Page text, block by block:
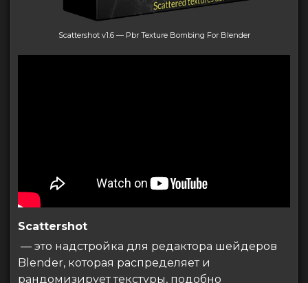
Scattershot v1.6 — Pbr Texture Bombing For Blender
Scattershot
— это надстройка для редактора шейдеров
Blender, которая распределяет и
рандомизирует текстуры, подобно